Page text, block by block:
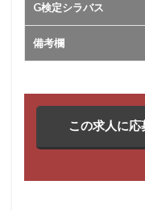
G検定シラバス
備考欄
この求人に応